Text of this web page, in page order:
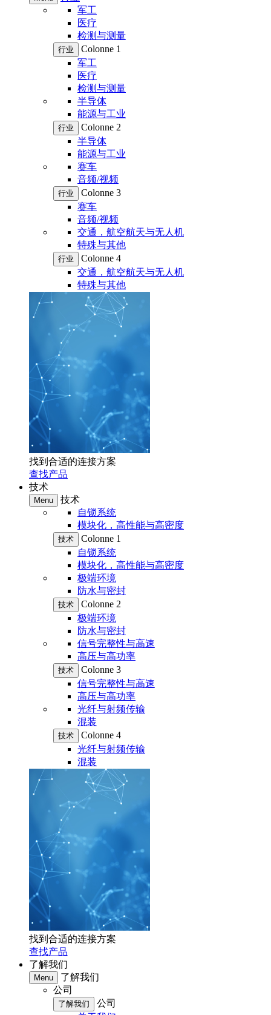
军工
医疗
检测与测量
行业
Colonne 1
军工
医疗
检测与测量
半导体
能源与工业
行业
Colonne 2
半导体
能源与工业
赛车
音频/视频
行业
Colonne 3
赛车
音频/视频
交通，航空航天与无人机
特殊与其他
行业
Colonne 4
交通，航空航天与无人机
特殊与其他
找到合适的连接方案
查找产品
技术
Menu
技术
自锁系统
模块化，高性能与高密度
技术
Colonne 1
自锁系统
模块化，高性能与高密度
极端环境
防水与密封
技术
Colonne 2
极端环境
防水与密封
信号完整性与高速
高压与高功率
技术
Colonne 3
信号完整性与高速
高压与高功率
光纤与射频传输
混装
技术
Colonne 4
光纤与射频传输
混装
找到合适的连接方案
查找产品
了解我们
Menu
了解我们
公司
了解我们
公司